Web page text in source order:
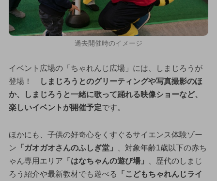
過去開催時のイメージ
イベント広場の「ちゃれんじ広場」には、しまじろうが
登場！
しまじろうとのグリーティングや写真撮影のほ
か、しまじろうと一緒に歌って踊れる映像ショーなど、
楽しいイベントが開催予定です。
ほかにも、子供の好奇心をくすぐるサイエンス体験ゾー
ン 「ガオガオさんのふしぎ堂」
、対象年齢1歳以下の赤ち
ゃん専用エリア 「はなちゃんの遊び場」
、歴代のしまじ
ろう紹介や最新教材でも遊べる
「こどもちゃれんじライ